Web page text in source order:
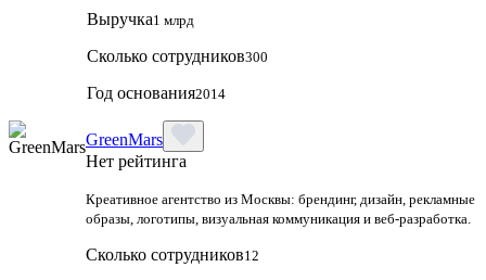
Выручка1 млрд
Сколько сотрудников300
Год основания2014
GreenMars
Нет рейтинга
Креативное агентство из Москвы: брендинг, дизайн, рекламные
образы, логотипы, визуальная коммуникация и веб-разработка.
Сколько сотрудников12